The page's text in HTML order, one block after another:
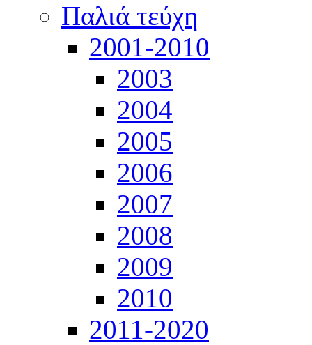
Παλιά τεύχη
2001-2010
2003
2004
2005
2006
2007
2008
2009
2010
2011-2020